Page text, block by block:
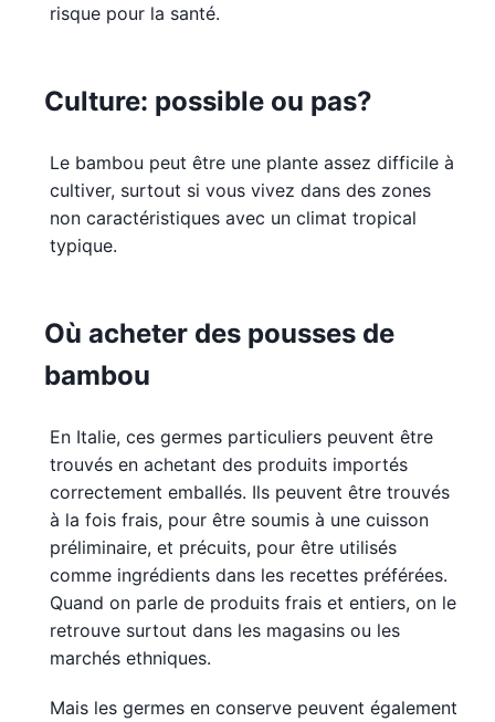
risque pour la santé.
Culture: possible ou pas?
Le bambou peut être une plante assez difficile à
cultiver, surtout si vous vivez dans des zones
non caractéristiques avec un climat tropical
typique.
Où acheter des pousses de
bambou
En Italie, ces germes particuliers peuvent être
trouvés en achetant des produits importés
correctement emballés. Ils peuvent être trouvés
à la fois frais, pour être soumis à une cuisson
préliminaire, et précuits, pour être utilisés
comme ingrédients dans les recettes préférées.
Quand on parle de produits frais et entiers, on le
retrouve surtout dans les magasins ou les
marchés ethniques.
Mais les germes en conserve peuvent également